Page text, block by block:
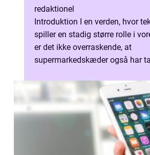
redaktionel
Introduktion I en verden, hvor
spiller en stadig større rolle i
er det ikke overraskende, at
supermarkedskæder også har